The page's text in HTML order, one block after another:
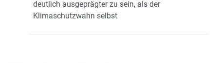
deutlich ausgeprägter zu sein, als der
Klimaschutzwahn selbst